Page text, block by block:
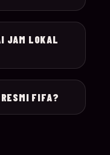
Canada v Qatar
Mexico v South
Brazil v Haiti
JAM LOKAL
FIFA?